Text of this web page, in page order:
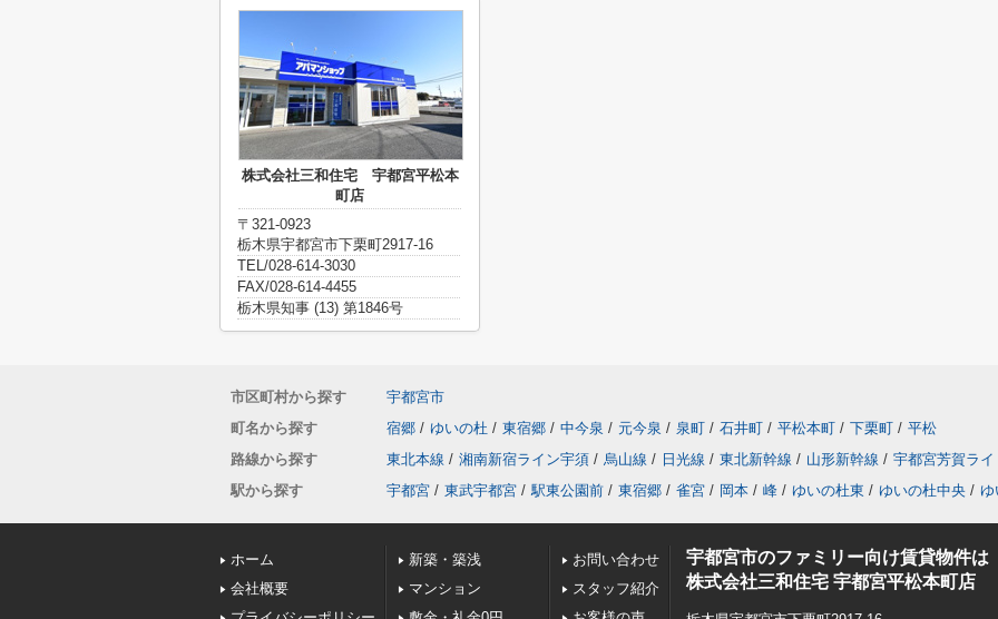
株式会社三和住宅 宇都宮平松本
町店
〒321-0923
栃木県宇都宮市下栗町2917-16
TEL/028-614-3030
FAX/028-614-4455
栃木県知事 (13) 第1846号
市区町村から探す
宇都宮市
町名から探す
宿郷 / ゆいの杜 / 東宿郷 / 中今泉 / 元今泉 / 泉町 / 石井町 / 平松本町 / 下栗町 / 平松
路線から探す
東北本線 / 湘南新宿ライン宇須 / 烏山線 / 日光線 / 東北新幹線 / 山形新幹線 / 宇都宮芳賀ライ
駅から探す
宇都宮 / 東武宇都宮 / 駅東公園前 / 東宿郷 / 雀宮 / 岡本 / 峰 / ゆいの杜東 / ゆいの杜中央 / ゆ
ホーム
会社概要
新築・築浅
マンション
お問い合わせ
スタッフ紹介
宇都宮市のファミリー向け賃貸物件は
株式会社三和住宅 宇都宮平松本町店